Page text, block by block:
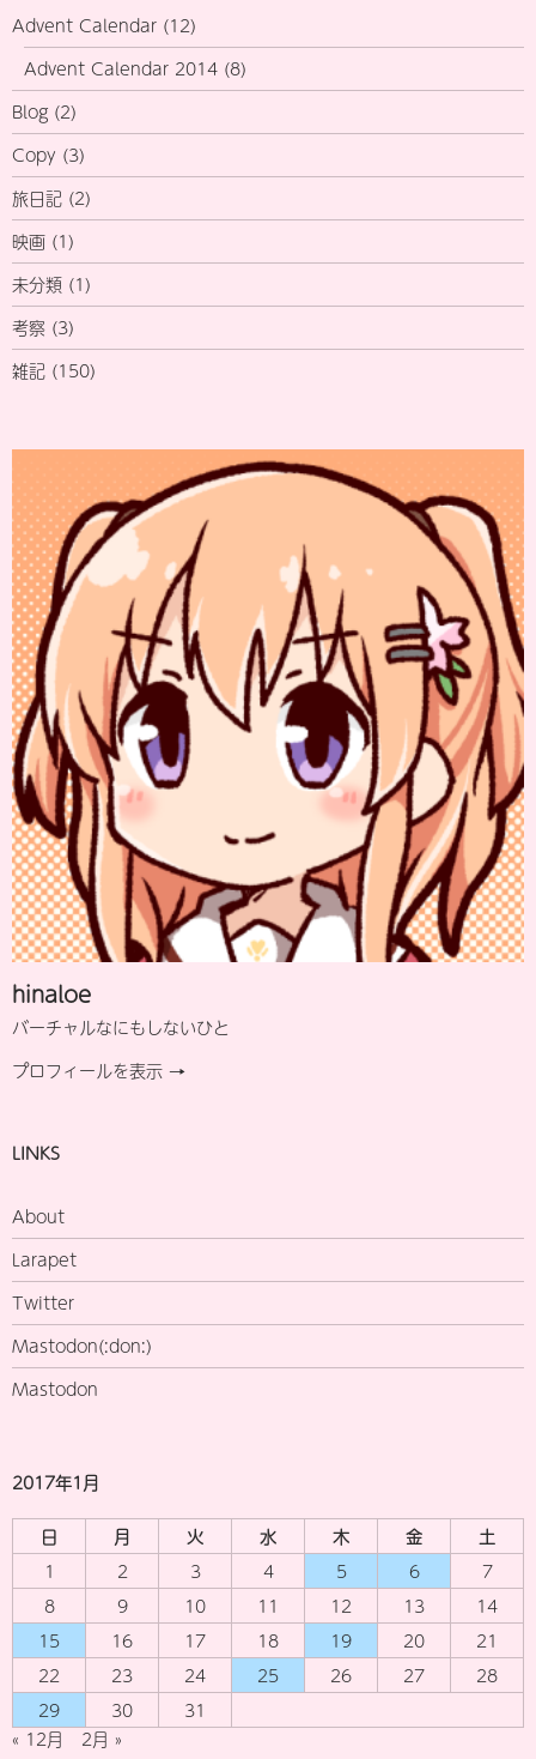
Advent Calendar (12)
Advent Calendar 2014 (8)
Blog (2)
Copy (3)
旅日記 (2)
映画 (1)
未分類 (1)
考察 (3)
雑記 (150)
hinaloe
バーチャルなにもしないひと
プロフィールを表示 →
LINKS
About
Larapet
Twitter
Mastodon(:don:)
Mastodon
2017年1月
日 月 火 水 木 金
土
1
2 3 4 5 6
7
8
9 10 11 12 13
14
15
16 17 18 19 20
21
22
23 24 25 26 27
28
29
30
31
« 12月
2月 »